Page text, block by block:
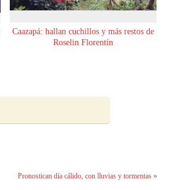
Caazapá: hallan cuchillos y más restos de
Roselin Florentín
Pronostican día cálido, con lluvias y tormentas»